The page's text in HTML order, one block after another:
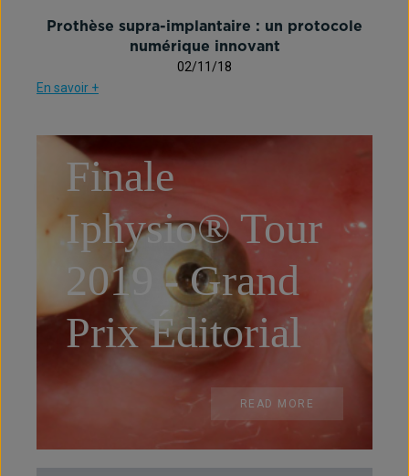
Prothèse supra-implantaire : un protocole
numérique innovant
02/11/18
En savoir +
Finale
Iphysio® Tour
2019 - Grand
Prix Éditorial
READ MORE